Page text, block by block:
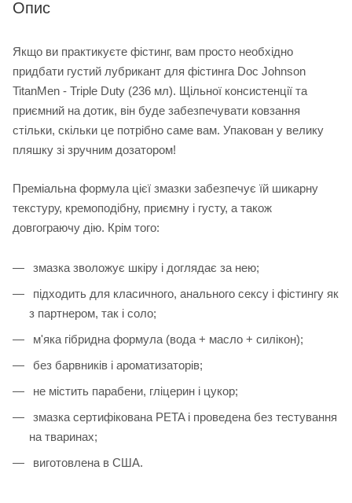
Опис
Якщо ви практикуєте фістинг, вам просто необхідно
придбати густий лубрикант для фістинга Doc Johnson
TitanMen - Triple Duty (236 мл). Щільної консистенції та
приємний на дотик, він буде забезпечувати ковзання
стільки, скільки це потрібно саме вам. Упакован у велику
пляшку зі зручним дозатором!
Преміальна формула цієї змазки забезпечує їй шикарну
текстуру, кремоподібну, приємну і густу, а також
довгограючу дію. Крім того:
змазка зволожує шкіру і доглядає за нею;
підходить для класичного, анального сексу і фістингу як
з партнером, так і соло;
м'яка гібридна формула (вода + масло + силікон);
без барвників і ароматизаторів;
не містить парабени, гліцерин і цукор;
змазка сертифікована PETA і проведена без тестування
на тваринах;
виготовлена ​​в США.